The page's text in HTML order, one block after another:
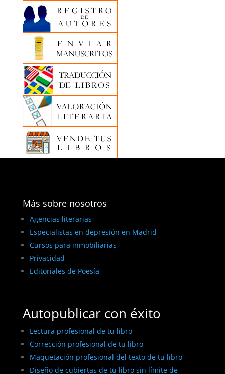
Más sobre nosotros
Agencias literarias
Especialistas en depresión en Madrid
Cursos para inmobiliarias
Privacidad
Editoriales de Poesía
Autopublicar con éxito
Lectura profesional de tu libro
Corrección profesional de tu libro
Maquetación profesional del texto de tu libro
Diseño de cubiertas de tu libro sin límite de